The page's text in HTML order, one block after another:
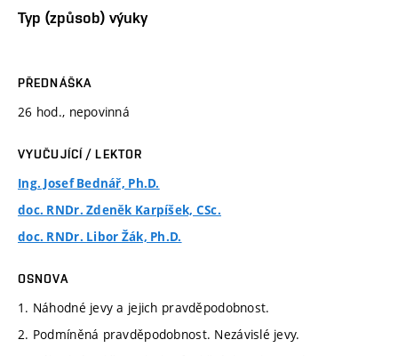
Typ (způsob) výuky
PŘEDNÁŠKA
26 hod., nepovinná
VYUČUJÍCÍ / LEKTOR
Ing. Josef Bednář, Ph.D.
doc. RNDr. Zdeněk Karpíšek, CSc.
doc. RNDr. Libor Žák, Ph.D.
OSNOVA
1. Náhodné jevy a jejich pravděpodobnost.
2. Podmíněná pravděpodobnost. Nezávislé jevy.